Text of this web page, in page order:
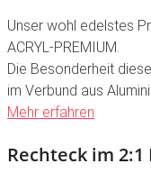
Unser wohl edelstes
ACRYL-PREMIUM.
Die Besonderheit
im Verbund aus
Mehr erfahren
Rechteck im